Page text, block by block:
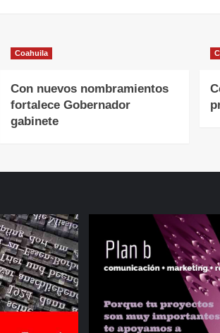
Coahuila
Con nuevos nombramientos
fortalece Gobernador
gabinete